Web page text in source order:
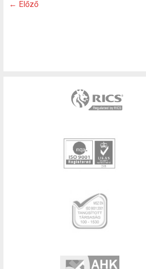
← Előző